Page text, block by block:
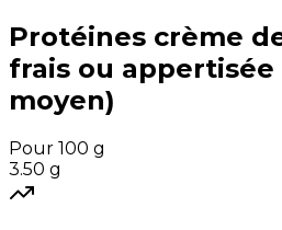
Protéines crème
frais ou
moyen)
Pour 100 g
3.50 g